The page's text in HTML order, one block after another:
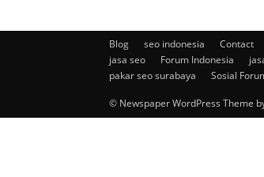
Blog seo indonesia Contact
jasa seo
Forum Indonesia
pakar seo surabaya
Sosial
© Newspaper WordPress Theme